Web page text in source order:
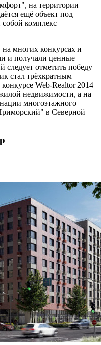
на территории
ещё объект под
комплекс
многих конкурсах и
и получали ценные
следует отметить победу
стал трёхкратным
Web-Realtor 2014
недвижимости, а на
многоэтажного
в Северной